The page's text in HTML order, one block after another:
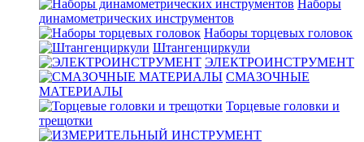
Наборы
динамометрических инструментов
Наборы торцевых головок
Штангенциркули
ЭЛЕКТРОИНСТРУМЕНТ
СМАЗОЧНЫЕ
МАТЕРИАЛЫ
Торцевые головки и
трещотки